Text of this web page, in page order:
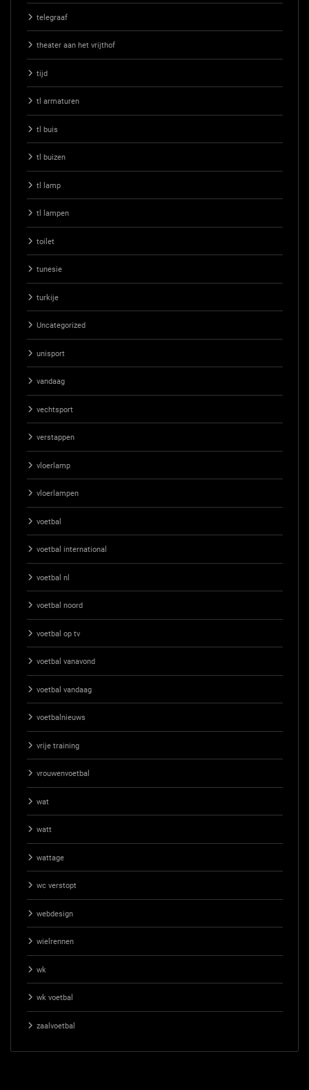
telegraaf
theater aan het vrijthof
tijd
tl armaturen
tl buis
tl buizen
tl lamp
tl lampen
toilet
tunesie
turkije
Uncategorized
unisport
vandaag
vechtsport
verstappen
vloerlamp
vloerlampen
voetbal
voetbal international
voetbal nl
voetbal noord
voetbal op tv
voetbal vanavond
voetbal vandaag
voetbalnieuws
vrije training
vrouwenvoetbal
wat
watt
wattage
wc verstopt
webdesign
wielrennen
wk
wk voetbal
zaalvoetbal